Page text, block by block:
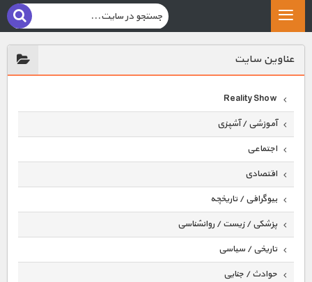
عناوين سايت
Reality Show
آموزشی / آشپزی
اجتماعی
اقتصادی
بیوگرافی / تاریخچه
پزشکی / زیست / روانشناسی
تاریخی / سیاسی
حوادث / جنایی